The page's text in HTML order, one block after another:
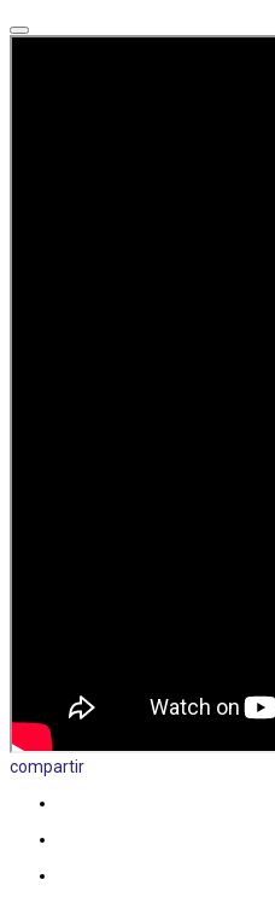
compartir